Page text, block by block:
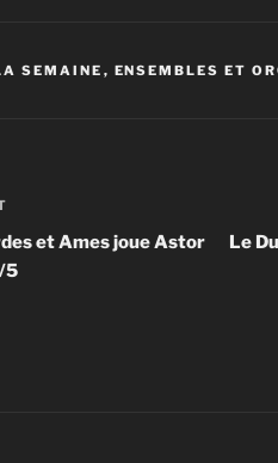
SEMAINE , ENSEMBLES ET
et Ames joue Astor
5
Le